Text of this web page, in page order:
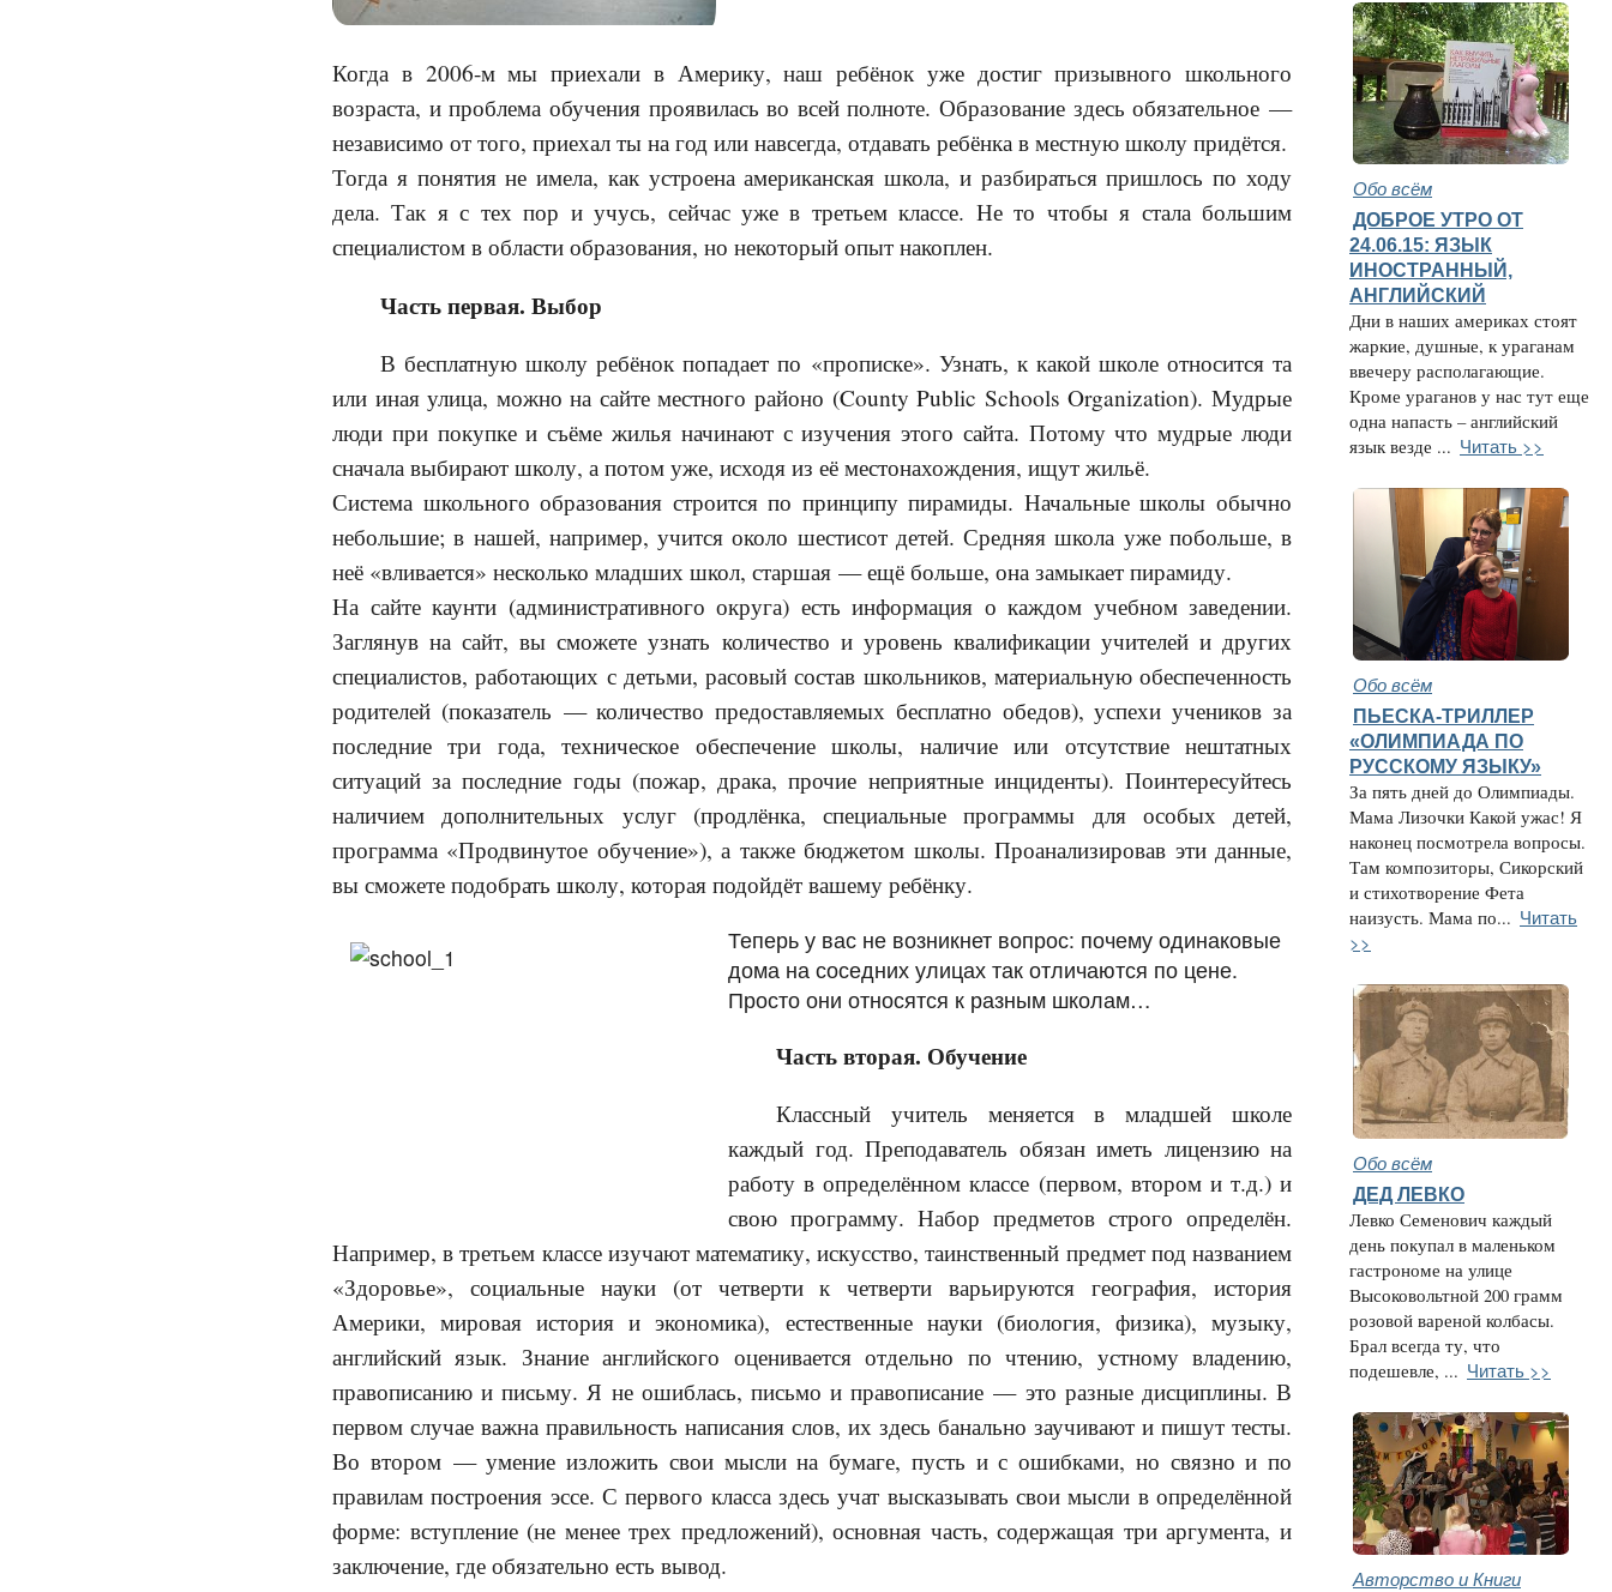
Когда в 2006-м мы приехали в Америку, наш ребёнок уже достиг призывного школьного
возраста, и проблема обучения проявилась во всей полноте. Образование здесь обязательное —
независимо от того, приехал ты на год или навсегда, отдавать ребёнка в местную школу придётся.
Тогда я понятия не имела, как устроена американская школа, и разбираться пришлось по ходу
дела. Так я с тех пор и учусь, сейчас уже в третьем классе. Не то чтобы я стала большим
специалистом в области образования, но некоторый опыт накоплен.
Часть первая. Выбор
В бесплатную школу ребёнок попадает по «прописке». Узнать, к какой школе относится та
или иная улица, можно на сайте местного районо (County Public Schools Organization). Мудрые
люди при покупке и съёме жилья начинают с изучения этого сайта. Потому что мудрые люди
сначала выбирают школу, а потом уже, исходя из её местонахождения, ищут жильё.
Система школьного образования строится по принципу пирамиды. Начальные школы обычно
небольшие; в нашей, например, учится около шестисот детей. Средняя школа уже побольше, в
неё «вливается» несколько младших школ, старшая — ещё больше, она замыкает пирамиду.
На сайте каунти (административного округа) есть информация о каждом учебном заведении.
Заглянув на сайт, вы сможете узнать количество и уровень квалификации учителей и других
специалистов, работающих с детьми, расовый состав школьников, материальную обеспеченность
родителей (показатель — количество предоставляемых бесплатно обедов), успехи учеников за
последние три года, техническое обеспечение школы, наличие или отсутствие нештатных
ситуаций за последние годы (пожар, драка, прочие неприятные инциденты). Поинтересуйтесь
наличием дополнительных услуг (продлёнка, специальные программы для особых детей,
программа «Продвинутое обучение»), а также бюджетом школы. Проанализировав эти данные,
вы сможете подобрать школу, которая подойдёт вашему ребёнку.
Теперь у вас не возникнет вопрос: почему одинаковые
дома на соседних улицах так отличаются по цене.
Просто они относятся к разным школам…
Часть вторая. Обучение
Классный учитель меняется в младшей школе
каждый год. Преподаватель обязан иметь лицензию на
работу в определённом классе (первом, втором и т.д.) и
свою программу. Набор предметов строго определён.
Например, в третьем классе изучают математику, искусство, таинственный предмет под названием
«Здоровье», социальные науки (от четверти к четверти варьируются география, история
Америки, мировая история и экономика), естественные науки (биология, физика), музыку,
английский язык. Знание английского оценивается отдельно по чтению, устному владению,
правописанию и письму. Я не ошиблась, письмо и правописание — это разные дисциплины. В
первом случае важна правильность написания слов, их здесь банально заучивают и пишут тесты.
Во втором — умение изложить свои мысли на бумаге, пусть и с ошибками, но связно и по
правилам построения эссе. С первого класса здесь учат высказывать свои мысли в определённой
форме: вступление (не менее трех предложений), основная часть, содержащая три аргумента, и
заключение, где обязательно есть вывод.
Обо всём
ДОБРОЕ УТРО ОТ
24.06.15: ЯЗЫК
ИНОСТРАННЫЙ,
АНГЛИЙСКИЙ
Дни в наших америках стоят
жаркие, душные, к ураганам
ввечеру располагающие.
Кроме ураганов у нас тут еще
одна напасть – английский
язык везде ... Читать >>
Обо всём
ПЬЕСКА-ТРИЛЛЕР
«ОЛИМПИАДА ПО
РУССКОМУ ЯЗЫКУ»
За пять дней до Олимпиады.
Мама Лизочки Какой ужас! Я
наконец посмотрела вопросы.
Там композиторы, Сикорский
и стихотворение Фета
наизусть. Мама по... Читать
>>
Обо всём
ДЕД ЛЕВКО
Левко Семенович каждый
день покупал в маленьком
гастрономе на улице
Высоковольтной 200 грамм
розовой вареной колбасы.
Брал всегда ту, что
подешевле, ... Читать >>
Авторство и Книги